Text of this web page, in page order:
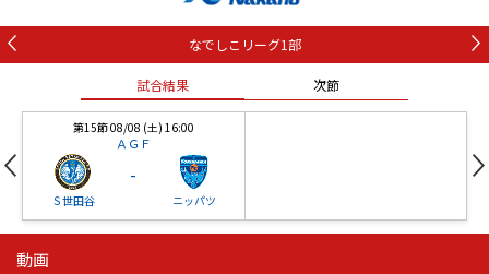
なでしこリーグ1部
試合結果 次節
第15節 08/08 (土) 16:00
ＡＧＦ
Ｓ世田谷
-
ニッパツ
動画